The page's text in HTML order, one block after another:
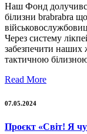
Наш Фонд
білизни brabrabra
Через систему
забезпечити наших
тактичною
Read More
07.05.2024
Проєкт «Світ! Я